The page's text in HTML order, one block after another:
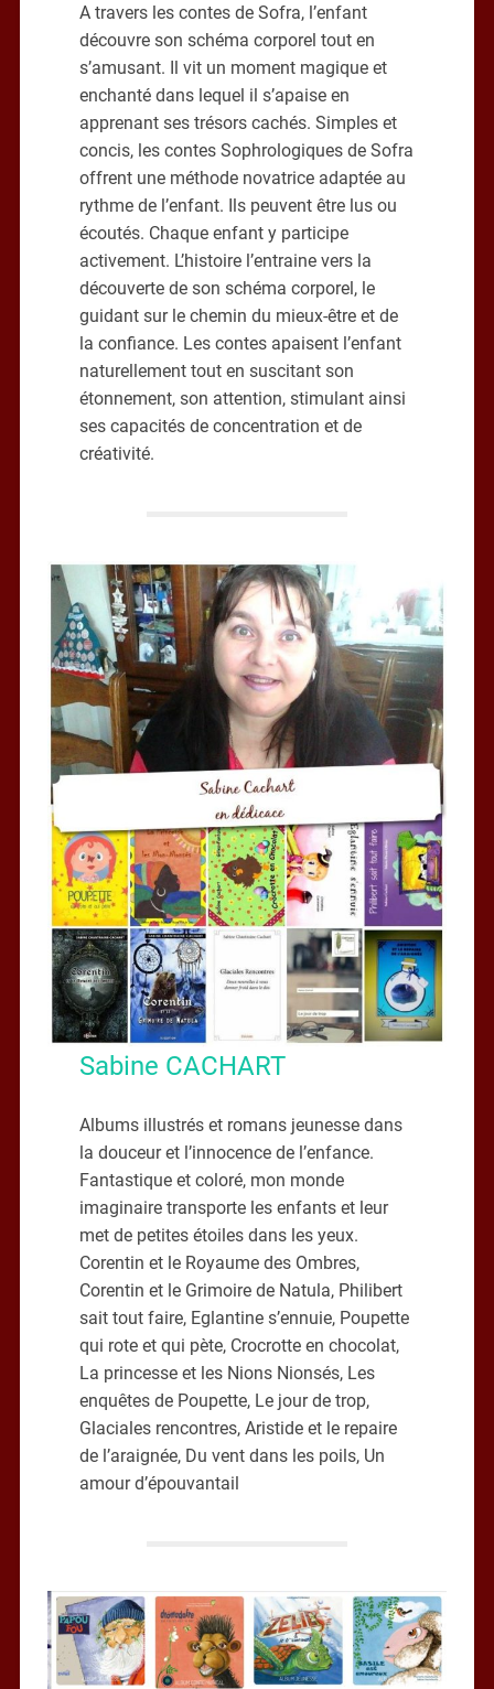
A travers les contes de Sofra, l’enfant
découvre son schéma corporel tout en
s’amusant. Il vit un moment magique et
enchanté dans lequel il s’apaise en
apprenant ses trésors cachés. Simples et
concis, les contes Sophrologiques de Sofra
offrent une méthode novatrice adaptée au
rythme de l’enfant. Ils peuvent être lus ou
écoutés. Chaque enfant y participe
activement. L’histoire l’entraine vers la
découverte de son schéma corporel, le
guidant sur le chemin du mieux-être et de
la confiance. Les contes apaisent l’enfant
naturellement tout en suscitant son
étonnement, son attention, stimulant ainsi
ses capacités de concentration et de
créativité.
Sabine CACHART
Albums illustrés et romans jeunesse dans
la douceur et l’innocence de l’enfance.
Fantastique et coloré, mon monde
imaginaire transporte les enfants et leur
met de petites étoiles dans les yeux.
Corentin et le Royaume des Ombres,
Corentin et le Grimoire de Natula, Philibert
sait tout faire, Eglantine s’ennuie, Poupette
qui rote et qui pète, Crocrotte en chocolat,
La princesse et les Nions Nionsés, Les
enquêtes de Poupette, Le jour de trop,
Glaciales rencontres, Aristide et le repaire
de l’araignée, Du vent dans les poils, Un
amour d’épouvantail